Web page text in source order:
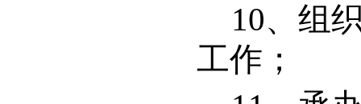
10、组
工作；